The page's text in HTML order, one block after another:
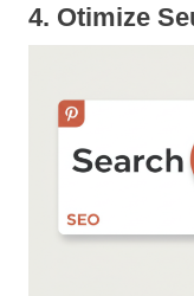
4. Otimize